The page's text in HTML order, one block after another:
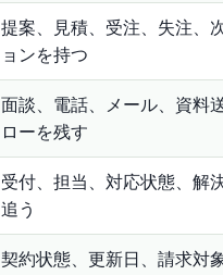
提案、見積、受注、失注、
ョンを持つ
面談、電話、メール、資料
ローを残す
受付、担当、対応状態、解
追う
契約状態、更新日、請求対